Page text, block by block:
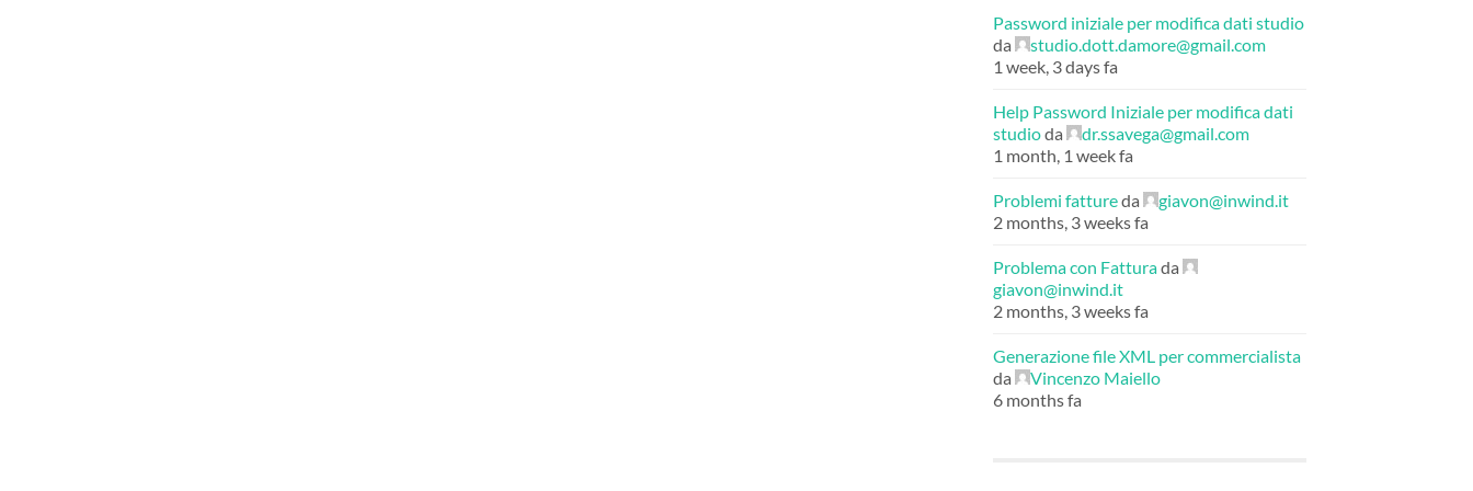
Password iniziale per modifica dati studio
da
studio.dott.damore@gmail.com
1 week, 3 days fa
Help Password Iniziale per modifica dati
studioda
dr.ssavega@gmail.com
1 month, 1 week fa
Problemi fattureda
giavon@inwind.it
2 months, 3 weeks fa
Problema con Fatturada
giavon@inwind.it
2 months, 3 weeks fa
Generazione file XML per commercialista
da
Vincenzo Maiello
6 months fa